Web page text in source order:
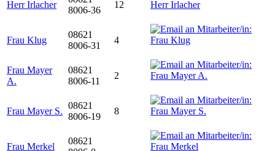
Herr Irlacher
8006-36
12
Frau Klug
08621
8006-31
4
Frau Mayer
A.
08621
8006-11
2
Frau Mayer S.
08621
8006-19
8
Frau Merkel
08621